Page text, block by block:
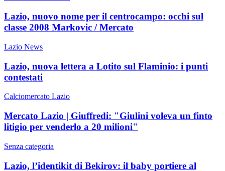
Lazio, nuovo nome per il centrocampo: occhi sul
classe 2008 Markovic / Mercato
Lazio News
Lazio, nuova lettera a Lotito sul Flaminio: i punti
contestati
Calciomercato Lazio
Mercato Lazio | Giuffredi: "Giulini voleva un finto
litigio per venderlo a 20 milioni"
Senza categoria
Lazio, l’identikit di Bekirov: il baby portiere al